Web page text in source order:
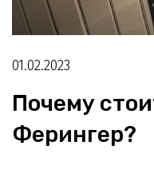
01.02.2023
Почему
Ферингер?